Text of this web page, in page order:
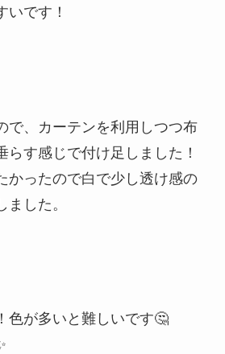
いです！
で、カーテンを利用しつつ布
らす感じで付け足しました！
かったので白で少し透け感の
した。
色が多いと難しいです🤔